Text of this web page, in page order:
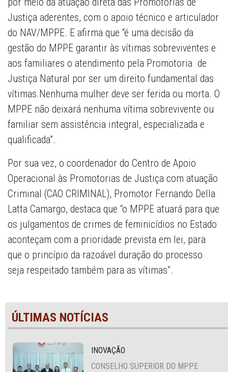
Justiça aderentes, com o apoio técnico e articulador
do NAV/MPPE. E afirma que “é uma decisão da
gestão do MPPE garantir às vítimas sobreviventes e
aos familiares o atendimento pela Promotoria de
Justiça Natural por ser um direito fundamental das
vítimas.Nenhuma mulher deve ser ferida ou morta. O
MPPE não deixará nenhuma vítima sobrevivente ou
familiar sem assistência integral, especializada e
qualificada”.
Por sua vez, o coordenador do Centro de Apoio
Operacional às Promotorias de Justiça com atuação
Criminal (CAO CRIMINAL), Promotor Fernando Della
Latta Camargo, destaca que “o MPPE atuará para que
os julgamentos de crimes de feminicídios no Estado
aconteçam com a prioridade prevista em lei, para
que o princípio da razoável duração do processo
seja respeitado também para as vítimas”.
ÚLTIMAS NOTÍCIAS
INOVAÇÃO
CONSELHO SUPERIOR DO MPPE